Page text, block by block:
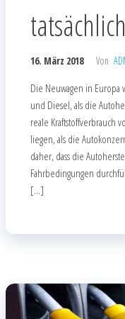
16. März 2018 Von
Die Neuwagen in
und Diesel, als die
reale Kraftstoffverbrauch
liegen, als die
daher, dass die
Fahrbedingungen
[…]